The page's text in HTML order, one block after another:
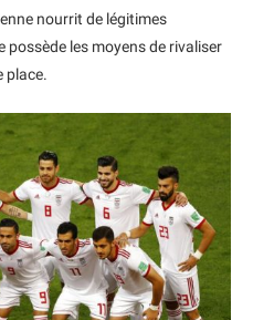
nourrit de légitimes
les moyens de rivaliser
place.